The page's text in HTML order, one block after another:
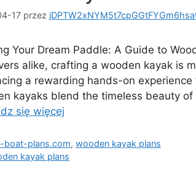
17 przez
Your Dream Paddle: A Guide to
alike, crafting a wooden kayak is
a rewarding hands-on
kayaks blend the timeless beauty
się więcej
boat-plans.com,wooden kayak plans
kayak plans